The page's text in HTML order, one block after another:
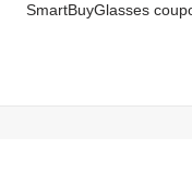
SmartBuyGlasses